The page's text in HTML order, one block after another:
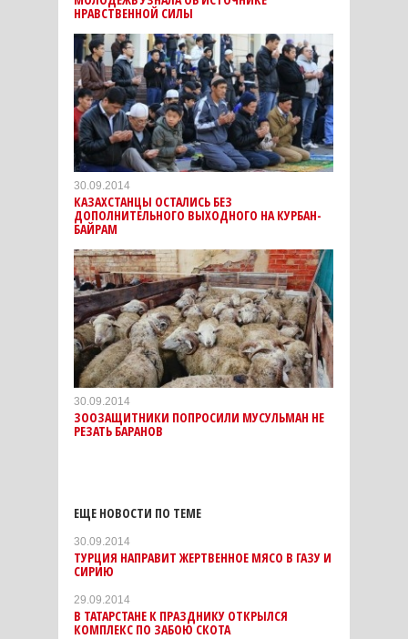
НРАВСТВЕННОЙ СИЛЫ
30.09.2014
КАЗАХСТАНЦЫ ОСТАЛИСЬ БЕЗ
ДОПОЛНИТЕЛЬНОГО ВЫХОДНОГО НА КУРБАН-
БАЙРАМ
30.09.2014
ЗООЗАЩИТНИКИ ПОПРОСИЛИ МУСУЛЬМАН НЕ
РЕЗАТЬ БАРАНОВ
ЕЩЕ НОВОСТИ ПО ТЕМЕ
30.09.2014
ТУРЦИЯ НАПРАВИТ ЖЕРТВЕННОЕ МЯСО В ГАЗУ И
СИРИЮ
29.09.2014
В ТАТАРСТАНЕ К ПРАЗДНИКУ ОТКРЫЛСЯ
КОМПЛЕКС ПО ЗАБОЮ СКОТА